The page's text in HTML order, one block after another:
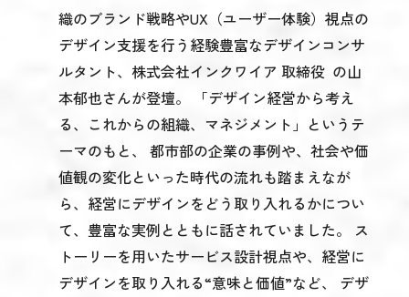
織のブランド戦略やUX（ユーザー体験）視点の
デザイン支援を行う経験豊富なデザインコンサ
ルタント、株式会社インクワイア 取締役 の山
本郁也さんが登壇。 「デザイン経営から考え
る、これからの組織、マネジメント」というテ
ーマのもと、 都市部の企業の事例や、社会や価
値観の変化といった時代の流れも踏まえなが
ら、経営にデザインをどう取り入れるかについ
て、豊富な実例とともに話されていました。 ス
トーリーを用いたサービス設計視点や、経営に
デザインを取り入れる“意味と価値”など、 デザ